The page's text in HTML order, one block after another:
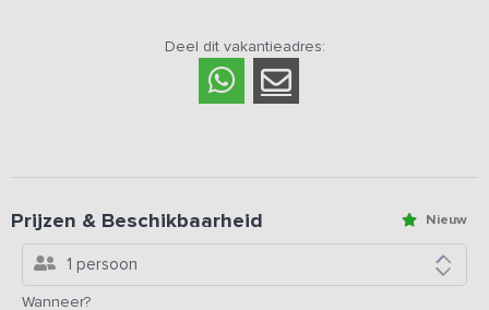
Deel dit vakantieadres:
Nieuw
Prijzen & Beschikbaarheid
1 persoon
Wanneer?